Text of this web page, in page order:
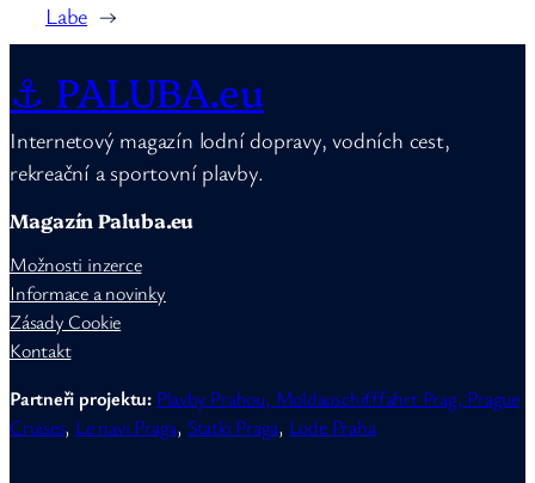
Labe →
⚓ PALUBA.eu
Internetový magazín lodní dopravy, vodních cest,
rekreační a sportovní plavby.
Magazín Paluba.eu
Možnosti inzerce
Informace a novinky
Zásady Cookie
Kontakt
Partneři projektu: Plavby Prahou, Moldauschifffahrt Prag, Prague
Cruises, Le navi Praga, Statki Praga, Lode Praha